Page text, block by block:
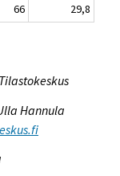
66 29,8
Hannula